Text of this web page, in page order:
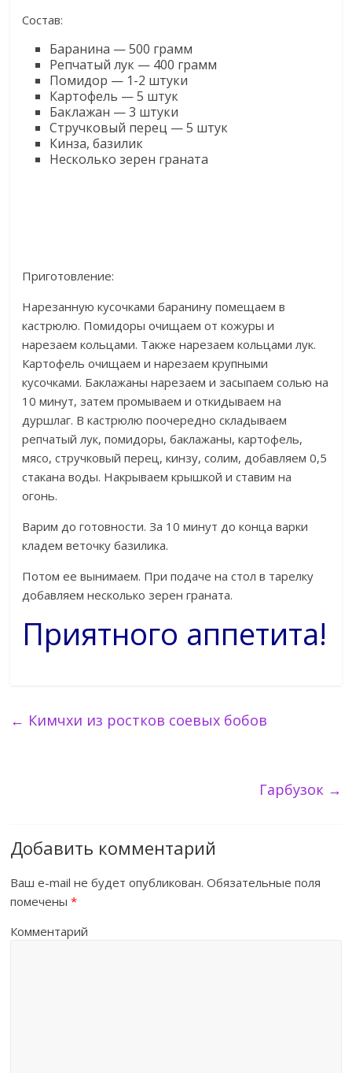
Состав:
Баранина — 500 грамм
Репчатый лук — 400 грамм
Помидор — 1-2 штуки
Картофель — 5 штук
Баклажан — 3 штуки
Стручковый перец — 5 штук
Кинза, базилик
Несколько зерен граната
Приготовление:
Нарезанную кусочками баранину помещаем в
кастрюлю. Помидоры очищаем от кожуры и
нарезаем кольцами. Также нарезаем кольцами лук.
Картофель очищаем и нарезаем крупными
кусочками. Баклажаны нарезаем и засыпаем солью на
10 минут, затем промываем и откидываем на
дуршлаг. В кастрюлю поочередно складываем
репчатый лук, помидоры, баклажаны, картофель,
мясо, стручковый перец, кинзу, солим, добавляем 0,5
стакана воды. Накрываем крышкой и ставим на
огонь.
Варим до готовности. За 10 минут до конца варки
кладем веточку базилика.
Потом ее вынимаем. При подаче на стол в тарелку
добавляем несколько зерен граната.
Приятного аппетита!
← Кимчхи из ростков соевых бобов
Гарбузок →
Добавить комментарий
Ваш e-mail не будет опубликован. Обязательные поля
помечены*
Комментарий